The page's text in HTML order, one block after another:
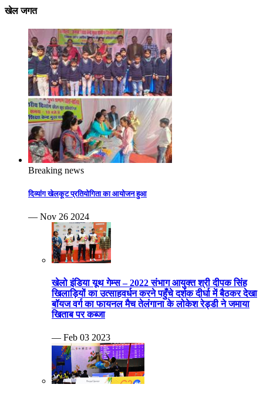
खेल जगत
Breaking news
दिव्यांग खेलकूट प्रतियोगिता का आयोजन हुआ
— Nov 26 2024
खेलो इंडिया यूथ गेम्स – 2022 संभाग आयुक्त श्री दीपक सिंह
खिलाड़ियों का उत्साहवर्धन करने पहुँचे दर्शक दीर्घा में बैठकर देखा
बॉयज वर्ग का फायनल मैच तेलंगाना के लोकेश रेड्डी ने जमाया
खिताब पर कब्जा
— Feb 03 2023